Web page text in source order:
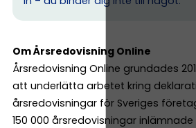
Om Årsredovisning Online
Årsredovisning Online grundades
att underlätta arbetet kring
årsredovisningar för Sveriges
150 000 årsredovisningar